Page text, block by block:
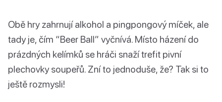
Obě hry zahrnují alkohol a pingpongový míček, ale
tady je, čím “Beer Ball” vyčnívá. Místo házení do
prázdných kelímků se hráči snaží trefit pivní
plechovky soupeřů. Zní to jednoduše, že? Tak si to
ještě rozmysli!